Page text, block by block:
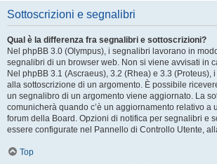
Sottoscrizioni e segnalibri
Qual è la differenza fra segnalibri e sottoscrizioni?
Nel phpBB 3.0 (Olympus), i segnalibri lavorano in
segnalibri di un browser web. Non si viene avvisati in
Nel phpBB 3.1 (Ascraeus), 3.2 (Rhea) e 3.3 (Proteus),
alla sottoscrizione di un argomento. È possibile
un segnalibro di un argomento viene aggiornato. La
comunicherà quando c’è un aggiornamento relativo a
forum della Board. Opzioni di notifica per segnalibri e
essere configurate nel Pannello di Controllo Utente,
Top